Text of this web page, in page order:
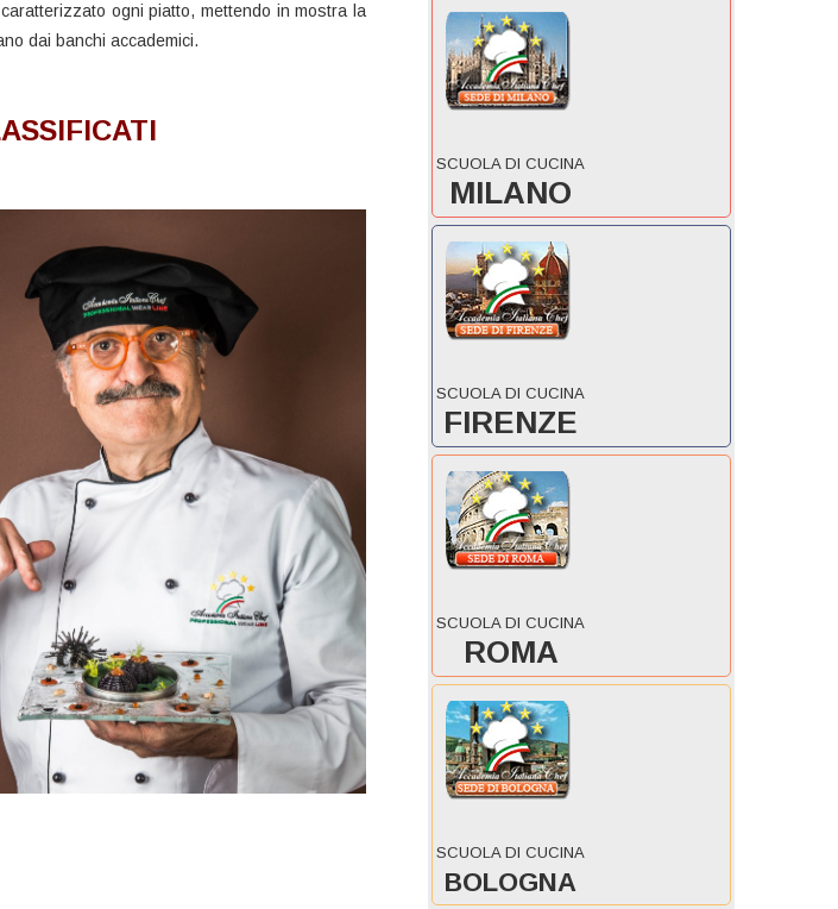
ogni piatto, mettendo in mostra la
dai banchi accademici.
SCUOLA DI CUCINA
MILANO
SCUOLA DI CUCINA
FIRENZE
SCUOLA DI CUCINA
ROMA
SCUOLA DI CUCINA
BOLOGNA